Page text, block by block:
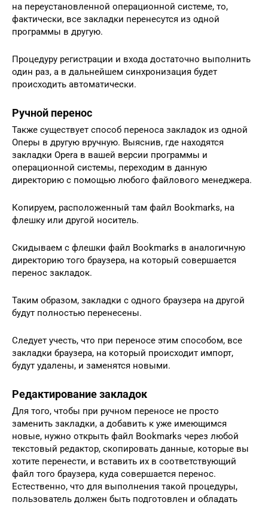
на переустановленной операционной системе, то,
фактически, все закладки перенесутся из одной
программы в другую.
Процедуру регистрации и входа достаточно выполнить
один раз, а в дальнейшем синхронизация будет
происходить автоматически.
Ручной перенос
Также существует способ переноса закладок из одной
Оперы в другую вручную. Выяснив, где находятся
закладки Opera в вашей версии программы и
операционной системы, переходим в данную
директорию с помощью любого файлового менеджера.
Копируем, расположенный там файл Bookmarks, на
флешку или другой носитель.
Скидываем с флешки файл Bookmarks в аналогичную
директорию того браузера, на который совершается
перенос закладок.
Таким образом, закладки с одного браузера на другой
будут полностью перенесены.
Следует учесть, что при переносе этим способом, все
закладки браузера, на который происходит импорт,
будут удалены, и заменятся новыми.
Редактирование закладок
Для того, чтобы при ручном переносе не просто
заменить закладки, а добавить к уже имеющимся
новые, нужно открыть файл Bookmarks через любой
текстовый редактор, скопировать данные, которые вы
хотите перенести, и вставить их в соответствующий
файл того браузера, куда совершается перенос.
Естественно, что для выполнения такой процедуры,
пользователь должен быть подготовлен и обладать